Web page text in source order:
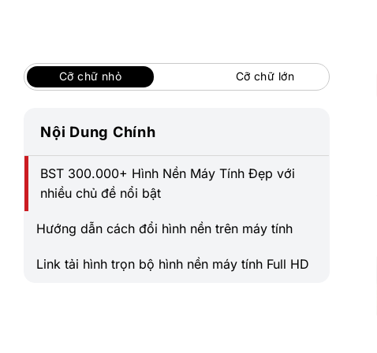
dung
Cỡ chữ nhỏ Cỡ chữ lớn
Nội Dung Chính
BST 300.000+ Hình Nền Máy Tính Đẹp với
nhiều chủ đề nổi bật
Hướng dẫn cách đổi hình nền trên máy tính
Link tải hình trọn bộ hình nền máy tính Full HD